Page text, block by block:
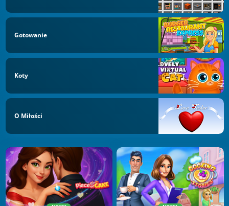
Gotowanie
Koty
O Miłości